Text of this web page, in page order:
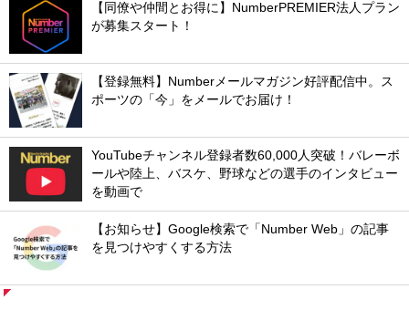
【同僚や仲間とお得に】NumberPREMIER法人プラン
が募集スタート！
【登録無料】Numberメールマガジン好評配信中。ス
ポーツの「今」をメールでお届け！
YouTubeチャンネル登録者数60,000人突破！バレーボ
ールや陸上、バスケ、野球などの選手のインタビュー
を動画で
【お知らせ】Google検索で「Number Web」の記事
を見つけやすくする方法